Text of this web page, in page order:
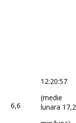
6,6
12:20:57
(medie
lunara 17,2